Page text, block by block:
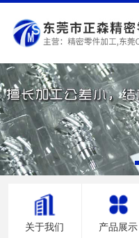
关于我们 产品展示